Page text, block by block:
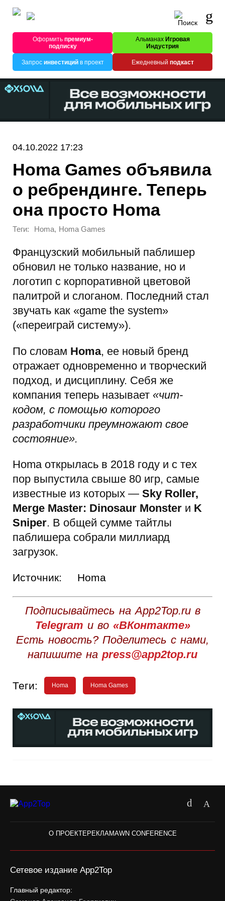
Оформитьпремиум-
подписку
Альманах Игровая
Индустрия
Запрос инвестицийв проект Ежедневный подкаст
04.10.2022 17:23
Homa Games объявила
о ребрендинге. Теперь
она просто Homa
Теги: Homa, Homa Games
Французский мобильный паблишер
обновил не только название, но и
логотип с корпоративной цветовой
палитрой и слоганом. Последний стал
звучать как «game the system»
(«переиграй систему»).
По словам Homa, ее новый бренд
отражает одновременно и творческий
подход, и дисциплину. Себя же
компания теперь называет «чит-
кодом, с помощью которого
разработчики преумножают свое
состояние».
Homa открылась в 2018 году и с тех
пор выпустила свыше 80 игр, самые
известные из которых — Sky Roller,
Merge Master: Dinosaur Monster и K
Sniper. В общей сумме тайтлы
паблишера собрали миллиард
загрузок.
Источник: Homa
Подписывайтесь на App2Top.ru в
Telegram и во «ВКонтакте»
Есть новость? Поделитесь с нами,
напишите на press@app2top.ru
Теги: Homa Homa Games
О ПРОЕКТЕРЕКЛАМАWN CONFERENCE
Сетевое издание App2Top
Главный редактор: